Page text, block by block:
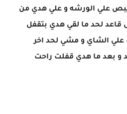
علي الورشه و علي هدي من
قاعد لحد ما لقي هدي بتقفل
الشاي و مشي لحد اخر
و بعد ما هدي قفلت راحت